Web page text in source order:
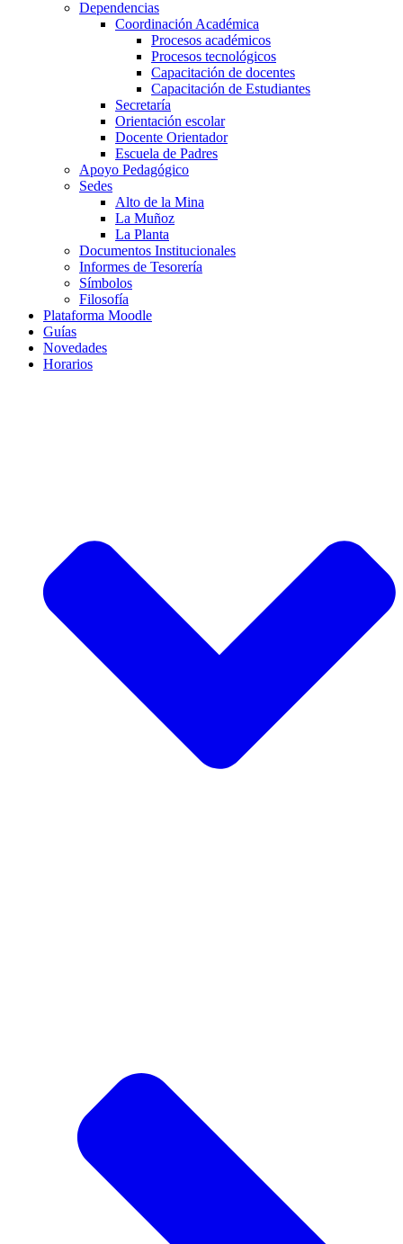
Dependencias
Coordinación Académica
Procesos académicos
Procesos tecnológicos
Capacitación de docentes
Capacitación de Estudiantes
Secretaría
Orientación escolar
Docente Orientador
Escuela de Padres
Apoyo Pedagógico
Sedes
Alto de la Mina
La Muñoz
La Planta
Documentos Institucionales
Informes de Tesorería
Símbolos
Filosofía
Plataforma Moodle
Guías
Novedades
Horarios